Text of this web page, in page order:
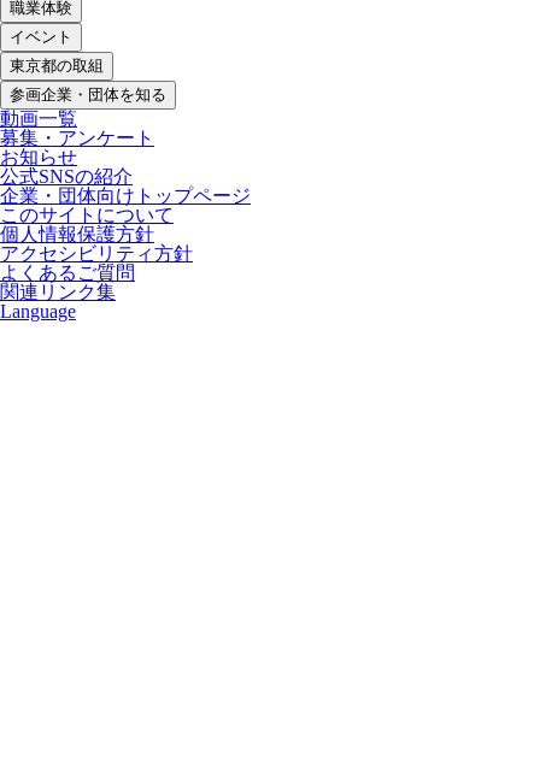
職業体験
イベント
東京都の取組
参画企業・団体を知る
動画一覧
募集・アンケート
お知らせ
公式SNSの紹介
企業・団体向けトップページ
このサイトについて
個人情報保護方針
アクセシビリティ方針
よくあるご質問
関連リンク集
Language